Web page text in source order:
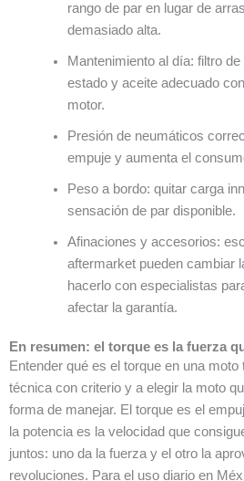
rango de par en lugar de
demasiado alta.
Mantenimiento al día: filtro
estado y aceite adecuado
motor.
Presión de neumáticos
empuje y aumenta el
Peso a bordo: quitar carga
sensación de par disponible.
Afinaciones y accesorios:
aftermarket pueden cambiar
hacerlo con especialistas
afectar la garantía.
En resumen: el torque es la fuerza
Entender qué es el torque en una
técnica con criterio y a elegir la moto
forma de manejar. El torque es el
la potencia es la velocidad que
juntos: uno da la fuerza y el otro la
revoluciones. Para el uso diario en